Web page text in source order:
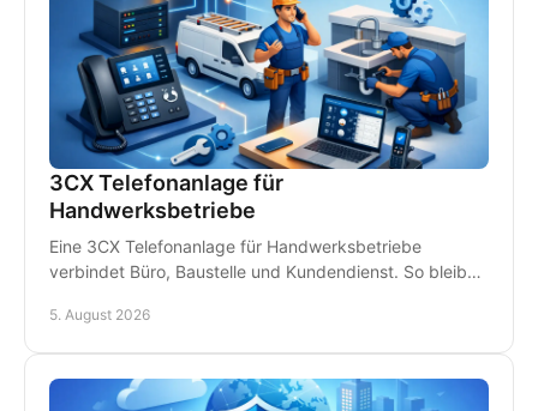
3CX Telefonanlage für
Handwerksbetriebe
Eine 3CX Telefonanlage für Handwerksbetriebe
verbindet Büro, Baustelle und Kundendienst. So bleiben
5. August 2026